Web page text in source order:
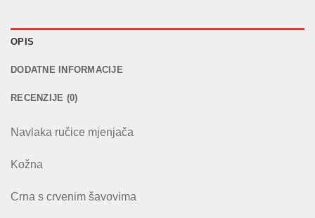
OPIS
DODATNE INFORMACIJE
RECENZIJE (0)
Navlaka ručice mjenjača
Kožna
Crna s crvenim šavovima